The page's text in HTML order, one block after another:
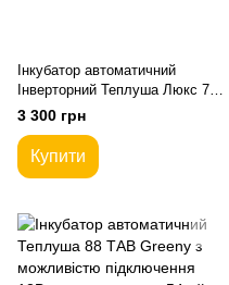
Інкубатор автоматичний
Інверторний Теплуша Люкс 72
220В ЛАВ
3 300 грн
Купити